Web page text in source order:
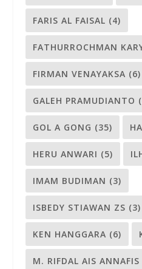
FARIS AL FAISAL (4)
FATHURROCHMAN
FIRMAN VENAYAKSA (6)
GALEH PRAMUDIANTO
GOL A GONG (35)
HERU ANWARI (5)
IMAM BUDIMAN (3)
ISBEDY STIAWAN ZS (3)
KEN HANGGARA (6)
M. RIFDAL AIS ANNAFIS